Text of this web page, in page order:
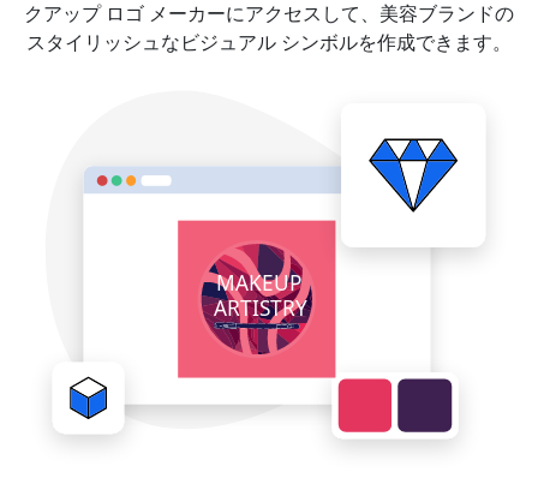
クアップ ロゴ メーカーにアクセスして、美容ブランドの
スタイリッシュなビジュアル シンボルを作成できます。